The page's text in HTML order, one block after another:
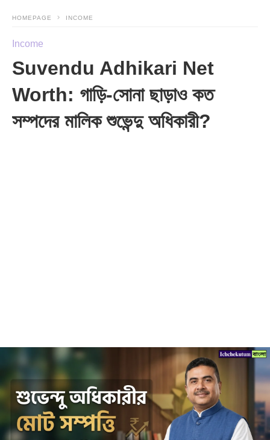
HOMEPAGE INCOME
Income
Suvendu Adhikari Net
Worth: গাড়ি-সোনা ছাড়াও কত
সম্পদের মালিক শুভেন্দু অধিকারী?